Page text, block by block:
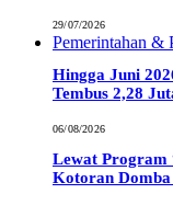
29/07/2026
Pemerintahan &
Hingga Juni
Tembus 2,28
06/08/2026
Lewat Program
Kotoran